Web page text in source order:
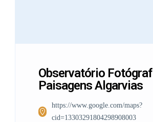
Observatório
Paisagens Algarvias
https://www.google.com/maps?
cid=13303291804298908003